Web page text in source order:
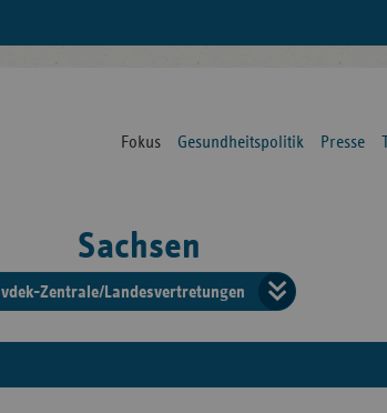
Fokus Gesundheitspolitik Presse
Sachsen
vdek-Zentrale/Landesvertretungen
der